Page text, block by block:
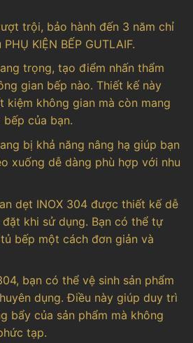
trội, bảo hành đến 3 năm chỉ
KIỆN BẾP GUTLAIF.
trọng, tạo điểm nhấn thẩm
gian bếp nào. Thiết kế này
kiệm không gian mà còn mang
của bạn.
bị khả năng nâng hạ giúp bạn
xuống dễ dàng phù hợp với nhu
dẹt INOX 304 được thiết kế dễ
khi sử dụng. Bạn có thể tự
bếp một cách đơn giản và
bạn có thể vệ sinh sản phẩm
dụng. Điều này giúp duy trì
bẩy của sản phẩm mà không
tạp.